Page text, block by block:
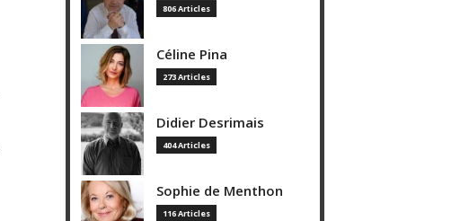
806 Articles
Céline Pina
273 Articles
Didier Desrimais
404 Articles
Sophie de Menthon
116 Articles